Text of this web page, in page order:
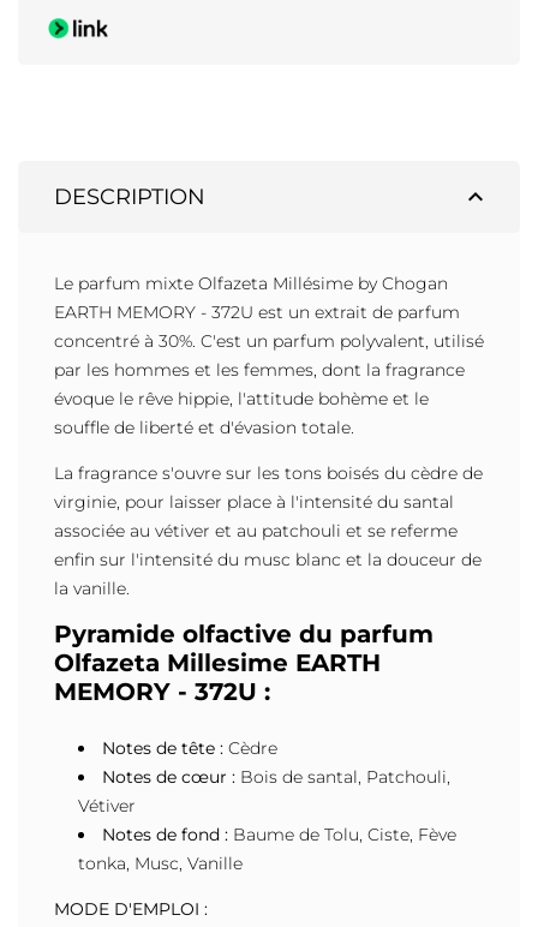
expand_less
DESCRIPTION
Le parfum mixte Olfazeta Millésime by Chogan
EARTH MEMORY - 372U est un extrait de parfum
concentré à 30%. C'est un parfum polyvalent, utilisé
par les hommes et les femmes, dont la fragrance
évoque le rêve hippie, l'attitude bohème et le
souffle de liberté et d'évasion totale.
La fragrance s'ouvre sur les tons boisés du cèdre de
virginie, pour laisser place à l'intensité du santal
associée au vétiver et au patchouli et se referme
enfin sur l'intensité du musc blanc et la douceur de
la vanille.
Pyramide olfactive du parfum
Olfazeta Millesime EARTH
MEMORY - 372U :
Notes de tête : Cèdre
Notes de cœur : Bois de santal, Patchouli,
Vétiver
Notes de fond : Baume de Tolu, Ciste, Fève
tonka, Musc, Vanille
MODE D'EMPLOI :